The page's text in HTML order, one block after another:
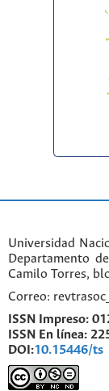
Universidad
Departamento
Camilo Torres,
Correo:
ISSN Impreso:
ISSN En línea:
DOI:10.15446/ts